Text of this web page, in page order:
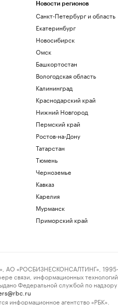
Новости регионов
Санкт-Петербург и область
Екатеринбург
Новосибирск
Омск
Башкортостан
Вологодская область
Калининград
Краснодарский край
Нижний Новгород
Пермский край
Ростов-на-Дону
Татарстан
Тюмень
Черноземье
Кавказ
Карелия
Мурманск
Приморский край
«РОСБИЗНЕСКОНСАЛТИНГ»,
связи, информационных
Федеральной службой по
информационное агентство «РБК».